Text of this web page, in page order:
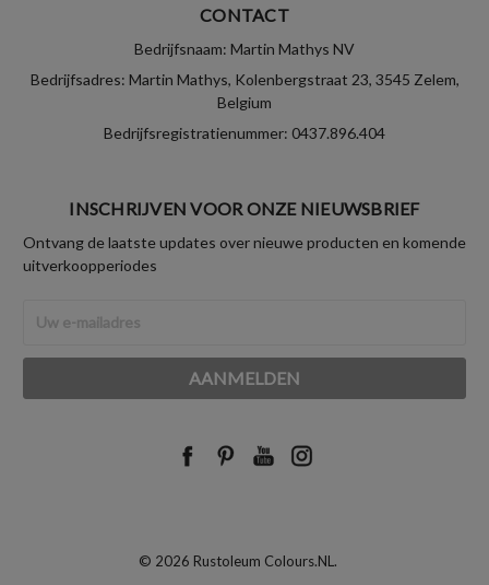
CONTACT
Bedrijfsnaam: Martin Mathys NV
Bedrijfsadres: Martin Mathys, Kolenbergstraat 23, 3545 Zelem,
Belgium
Bedrijfsregistratienummer: 0437.896.404
INSCHRIJVEN VOOR ONZE NIEUWSBRIEF
Ontvang de laatste updates over nieuwe producten en komende
uitverkoopperiodes
mailadres
© 2026 Rustoleum Colours.NL.